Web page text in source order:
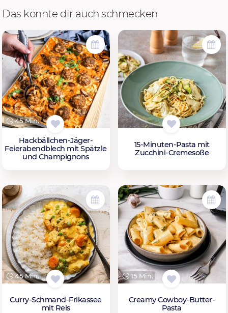
Das könnte dir auch schmecken
45 Min.
Hackbällchen-Jäger-
Feierabendblech mit Spätzle
und Champignons
15-Minuten-Pasta mit
Zucchini-Cremesoße
45 Min.
Curry-Schmand-Frikassee
mit Reis
15 Min.
Creamy Cowboy-Butter-
Pasta